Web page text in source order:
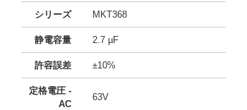
シリーズ MKT368
静電容量 2.7 µF
許容誤差 ±10%
定格電圧 -
AC
63V